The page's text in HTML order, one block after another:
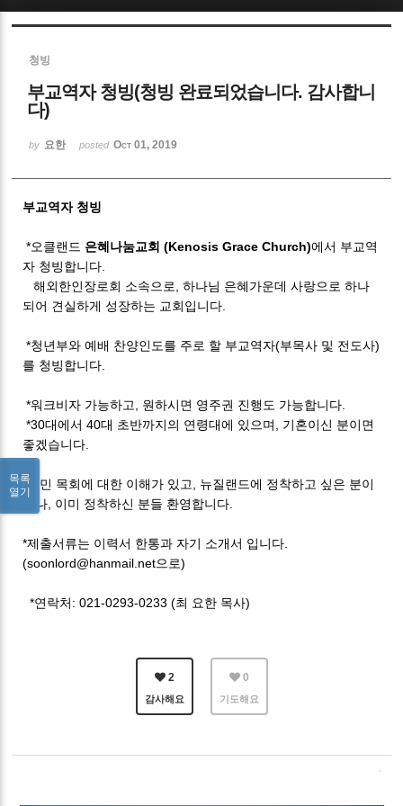
청빙
부교역자 청빙(청빙 완료되었습니다. 감사합니
다)
by 요한 posted Oct 01, 2019
부교역자 청빙
*오클랜드 은혜나눔교회 (Kenosis Grace Church)에서 부교역
자 청빙합니다.
해외한인장로회 소속으로, 하나님 은혜가운데 사랑으로 하나
되어 견실하게 성장하는 교회입니다.
*청년부와 예배 찬양인도를 주로 할 부교역자(부목사 및 전도사)
를 청빙합니다.
*워크비자 가능하고, 원하시면 영주권 진행도 가능합니다.
*30대에서 40대 초반까지의 연령대에 있으며, 기혼이신 분이면
좋겠습니다.
*이민 목회에 대한 이해가 있고, 뉴질랜드에 정착하고 싶은 분이
거나, 이미 정착하신 분들 환영합니다.
*제출서류는 이력서 한통과 자기 소개서 입니다.
(soonlord@hanmail.net으로)
*연락처: 021-0293-0233 (최 요한 목사)
2
감사해요
0
기도해요
목록
열기
Sketchbook5, 스케치북5
Sketchbook5, 스케치북5